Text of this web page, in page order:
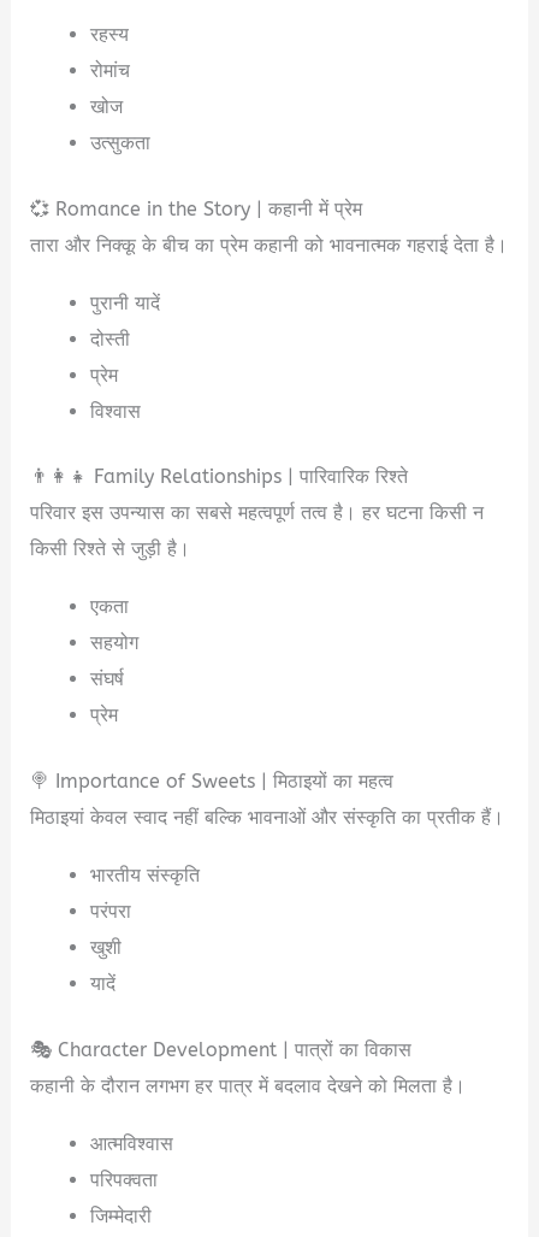
रहस्य
रोमांच
खोज
उत्सुकता
💞 Romance in the Story | कहानी में प्रेम
तारा और निक्कू के बीच का प्रेम कहानी को भावनात्मक गहराई देता है।
पुरानी यादें
दोस्ती
प्रेम
विश्वास
👨‍👩‍👧 Family Relationships | पारिवारिक रिश्ते
परिवार इस उपन्यास का सबसे महत्वपूर्ण तत्व है। हर घटना किसी न
किसी रिश्ते से जुड़ी है।
एकता
सहयोग
संघर्ष
प्रेम
🍭 Importance of Sweets | मिठाइयों का महत्व
मिठाइयां केवल स्वाद नहीं बल्कि भावनाओं और संस्कृति का प्रतीक हैं।
भारतीय संस्कृति
परंपरा
खुशी
यादें
🎭 Character Development | पात्रों का विकास
कहानी के दौरान लगभग हर पात्र में बदलाव देखने को मिलता है।
आत्मविश्वास
परिपक्वता
जिम्मेदारी